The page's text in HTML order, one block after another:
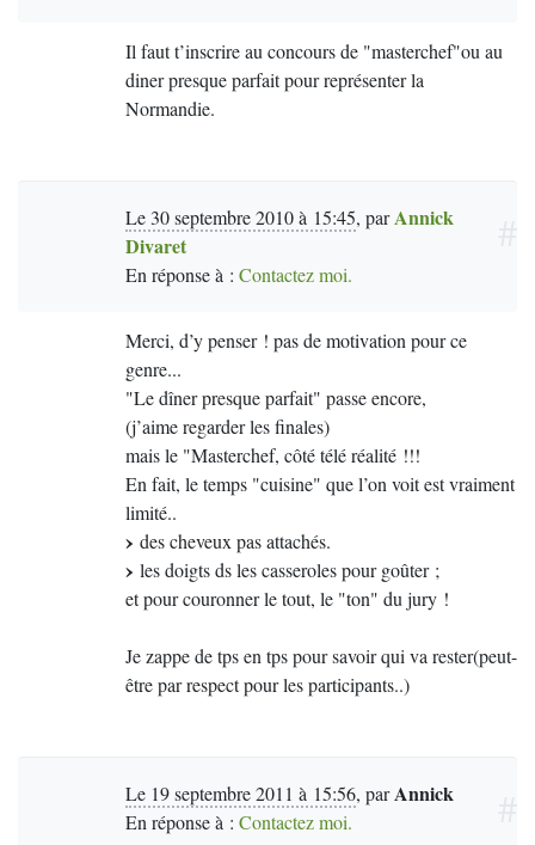
Il faut t’inscrire au concours de "masterchef"ou au
diner presque parfait pour représenter la
Normandie.
Le 30 septembre 2010 à 15:45, parAnnick
Divaret
En réponse à : Contactez moi.
Merci, d’y penser ! pas de motivation pour ce
genre...
"Le dîner presque parfait" passe encore,
(j’aime regarder les finales)
mais le "Masterchef, côté télé réalité !!!
En fait, le temps "cuisine" que l’on voit est vraiment
limité..
des cheveux pas attachés.
les doigts ds les casseroles pour goûter ;
et pour couronner le tout, le "ton" du jury !
Je zappe de tps en tps pour savoir qui va rester(peut-
être par respect pour les participants..)
Le 19 septembre 2011 à 15:56, parAnnick
En réponse à : Contactez moi.